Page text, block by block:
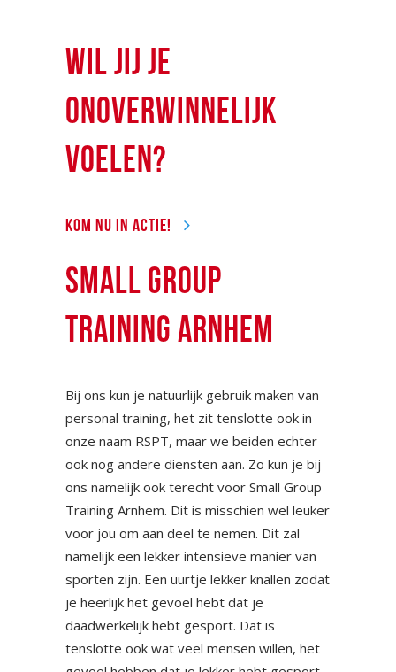
WIL JIJ JE
ONOVERWINNELIJK
VOELEN?
KOM NU IN ACTIE!
SMALL GROUP
TRAINING ARNHEM
Bij ons kun je natuurlijk gebruik maken van
personal training, het zit tenslotte ook in
onze naam RSPT, maar we beiden echter
ook nog andere diensten aan. Zo kun je bij
ons namelijk ook terecht voor Small Group
Training Arnhem. Dit is misschien wel leuker
voor jou om aan deel te nemen. Dit zal
namelijk een lekker intensieve manier van
sporten zijn. Een uurtje lekker knallen zodat
je heerlijk het gevoel hebt dat je
daadwerkelijk hebt gesport. Dat is
tenslotte ook wat veel mensen willen, het